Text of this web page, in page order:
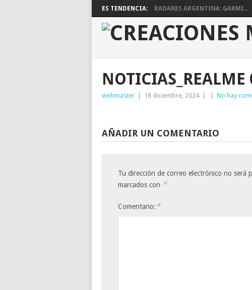
ES TENDENCIA: RADARES ARGENTINA: GARMI...
NOTICIAS_REALME
webmaster 18 diciembre, 2024 No hay
AÑADIR UN COMENTARIO
Tu dirección de correo electrónico no será
marcados con *
Comentario: *